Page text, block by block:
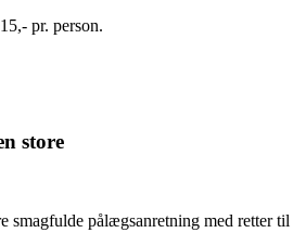
pr. person.
store
smagfulde pålægsanretning med retter til